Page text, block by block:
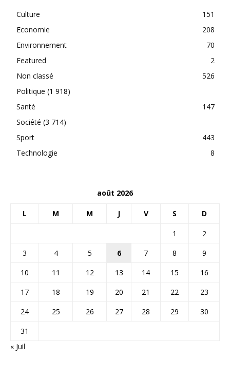
Culture
151
Economie
208
Environnement
70
Featured
2
Non classé
526
Politique (1 918)
Santé
147
Société (3 714)
Sport
443
Technologie
8
août 2026
L M M J V S D
1
2
3
4 5 6 7 8
9
10
11 12 13 14 15
16
17
18 19 20 21 22
23
24
25 26 27 28 29
30
31
« Juil